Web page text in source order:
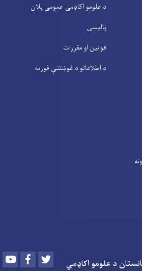
د علومو اکاډمۍ عمومي پلان
پالیسۍ
قوانین او مقررات
د اطلاعاتو د غوښتنې فورمه
د علومو اکاډمي Youtube Facebook